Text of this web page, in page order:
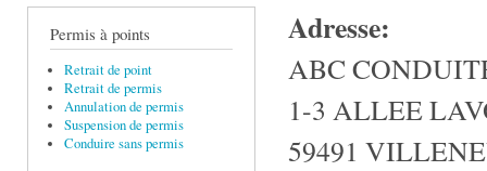
Permis à points
Retrait de point
Retrait de permis
Annulation de permis
Suspension de permis
Conduire sans permis
Adresse:
ABC
1-3 ALLEE
59491